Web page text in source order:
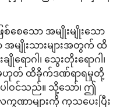
စ်စေသော အမျိုးမျိုးသော
ာ အမျိုးသားများအတွက် ထိ
ောဂါ၊ သွေးတိုးရောဂါ၊
ဟုတ် ထိခိုက်ဒဏ်ရာရမှုတို့
ပါဝင်သည်။ သို့သော်၊ ဤ
က္ခဏာများကို ကုသပေးပြီး